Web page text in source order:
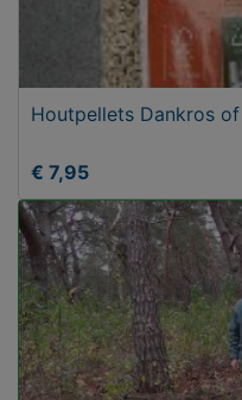
Houtpellets Dankros
€ 7,95